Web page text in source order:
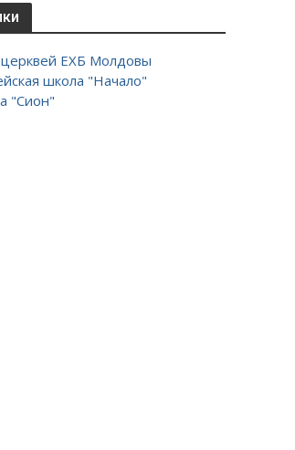
ЕХБ Молдовы
школа "Начало"
"Сион"